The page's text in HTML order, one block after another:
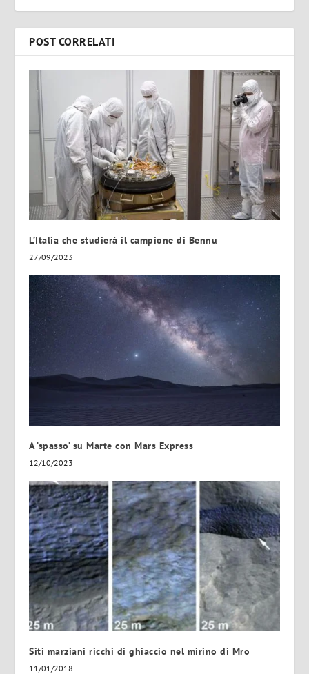
POST CORRELATI
L’Italia che studierà il campione di Bennu
27/09/2023
A ‘spasso’ su Marte con Mars Express
12/10/2023
Siti marziani ricchi di ghiaccio nel mirino di Mro
11/01/2018